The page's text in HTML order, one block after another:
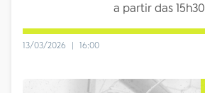
a partir das 15h30
13/03/2026 | 16:00